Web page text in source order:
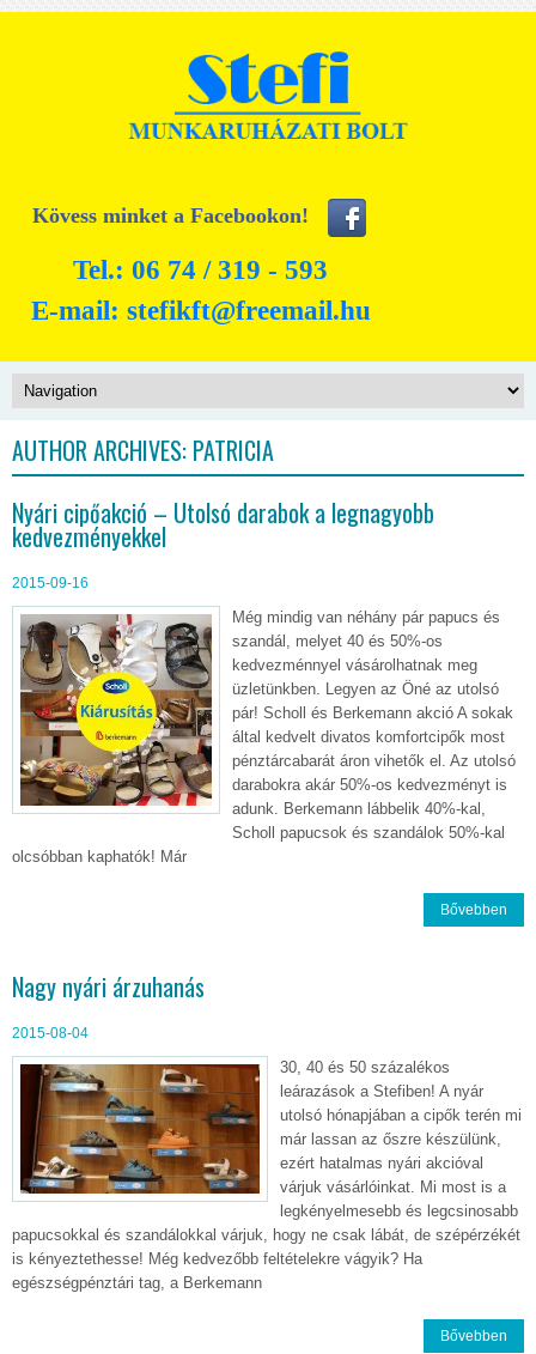
Kövess minket a Facebookon!
Tel.: 06 74 / 319 - 593
E-mail: stefikft@freemail.hu
AUTHOR ARCHIVES: PATRICIA
Nyári cipőakció – Utolsó darabok a legnagyobb
kedvezményekkel
2015-09-16
Még mindig van néhány pár papucs és
szandál, melyet 40 és 50%-os
kedvezménnyel vásárolhatnak meg
üzletünkben. Legyen az Öné az utolsó
pár! Scholl és Berkemann akció A sokak
által kedvelt divatos komfortcipők most
pénztárcabarát áron vihetők el. Az utolsó
darabokra akár 50%-os kedvezményt is
adunk. Berkemann lábbelik 40%-kal,
Scholl papucsok és szandálok 50%-kal
olcsóbban kaphatók! Már
Bővebben
Nagy nyári árzuhanás
2015-08-04
30, 40 és 50 százalékos
leárazások a Stefiben! A nyár
utolsó hónapjában a cipők terén mi
már lassan az őszre készülünk,
ezért hatalmas nyári akcióval
várjuk vásárlóinkat. Mi most is a
legkényelmesebb és legcsinosabb
papucsokkal és szandálokkal várjuk, hogy ne csak lábát, de szépérzékét
is kényeztethesse! Még kedvezőbb feltételekre vágyik? Ha
egészségpénztári tag, a Berkemann
Bővebben